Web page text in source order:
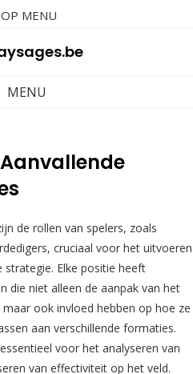
MENU
MENU
de rollen van spelers, zoals
cruciaal voor het uitvoeren
strategie. Elke positie heeft
die niet alleen de aanpak van het
ook invloed hebben op hoe ze
aan verschillende formaties.
voor het analyseren van
van effectiviteit op het veld.